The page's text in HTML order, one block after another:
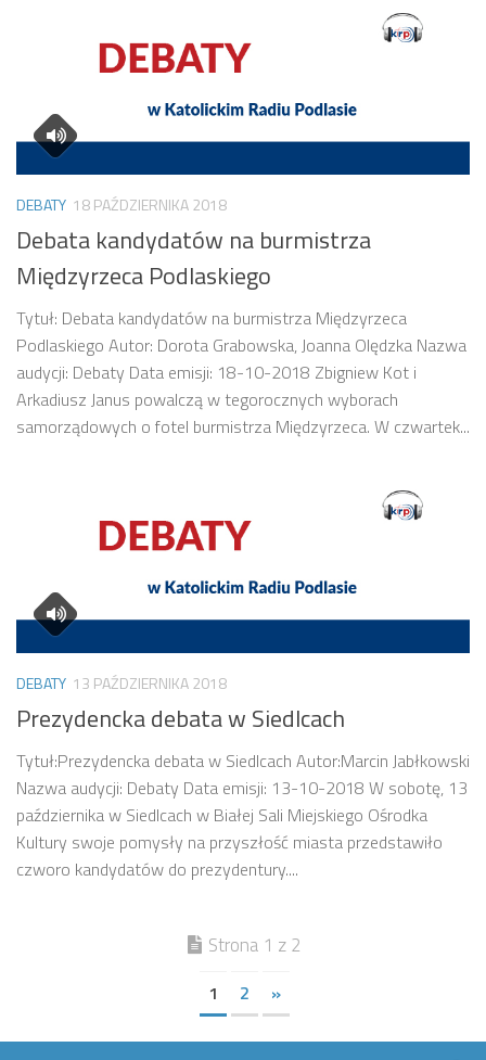
DEBATY 18 PAŹDZIERNIKA 2018
Debata kandydatów na burmistrza
Międzyrzeca Podlaskiego
Tytuł: Debata kandydatów na burmistrza Międzyrzeca
Podlaskiego Autor: Dorota Grabowska, Joanna Olędzka Nazwa
audycji: Debaty Data emisji: 18-10-2018 Zbigniew Kot i
Arkadiusz Janus powalczą w tegorocznych wyborach
samorządowych o fotel burmistrza Międzyrzeca. W czwartek...
DEBATY 13 PAŹDZIERNIKA 2018
Prezydencka debata w Siedlcach
Tytuł:Prezydencka debata w Siedlcach Autor:Marcin Jabłkowski
Nazwa audycji: Debaty Data emisji: 13-10-2018 W sobotę, 13
października w Siedlcach w Białej Sali Miejskiego Ośrodka
Kultury swoje pomysły na przyszłość miasta przedstawiło
czworo kandydatów do prezydentury....
Strona 1 z 2
1 2 »